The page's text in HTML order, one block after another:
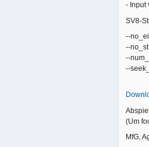
- Input
SV8-
--
--
--
--
(Um
MfG,